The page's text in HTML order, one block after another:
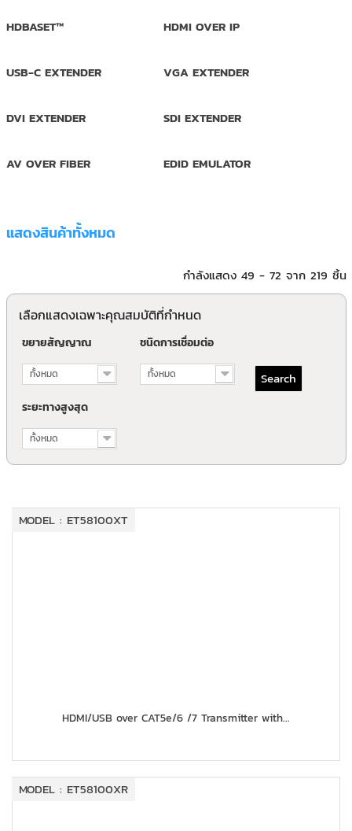
HDBASET™ HDMI OVER IP
USB-C EXTENDER VGA EXTENDER
DVI EXTENDER SDI EXTENDER
AV OVER FIBER EDID EMULATOR
แสดงสินค้าทั้งหมด
กำลังแสดง 49 - 72 จาก 219 ชิ้น
เลือกแสดงเฉพาะคุณสมบัติที่กำหนด
ขยายสัญญาณ
ทั้งหมด
ชนิดการเชื่อมต่อ
ทั้งหมด
ระยะทางสูงสุด
ทั้งหมด
MODEL : ET58100XT
HDMI/USB over CAT5e/6 /7 Transmitter with...
MODEL : ET58100XR